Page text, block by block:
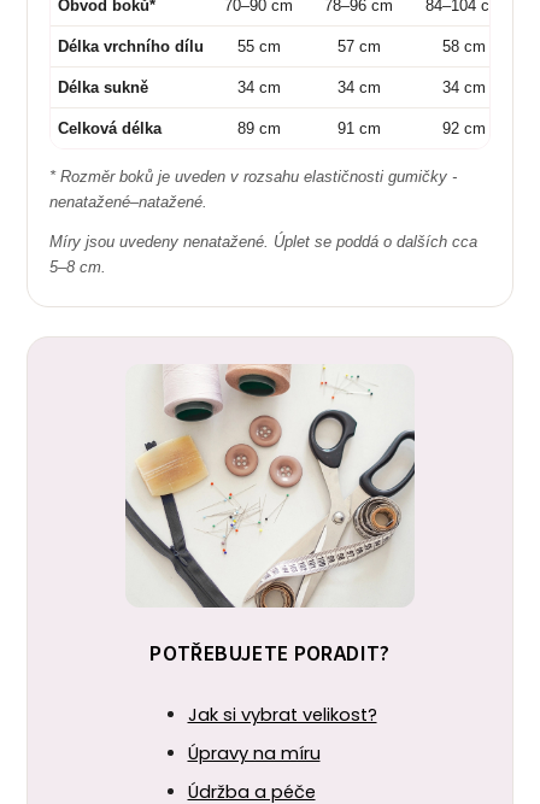
Obvod boků* 70–90 cm 78–96 cm 84–104 cm
Délka vrchního dílu 55 cm 57 cm 58 cm
Délka sukně 34 cm 34 cm 34 cm
Celková délka 89 cm 91 cm 92 cm
* Rozměr boků je uveden v rozsahu elastičnosti gumičky -
nenatažené–natažené.
Míry jsou uvedeny nenatažené. Úplet se poddá o dalších cca
5–8 cm.
POTŘEBUJETE PORADIT?
Jak si vybrat velikost?
Úpravy na míru
Údržba a péče